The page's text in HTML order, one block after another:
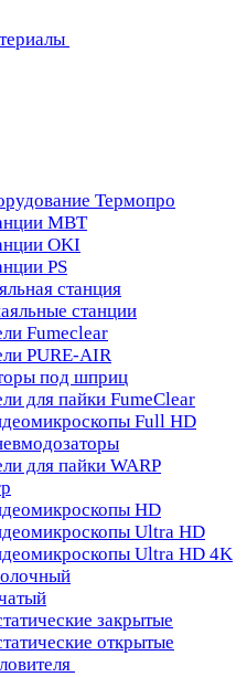
Термопро
MBT
OKI
PS
станция
станции
Fumeclear
PURE-AIR
под шприц
для пайки FumeClear
Full HD
для пайки WARP
HD
Ultra HD
Ultra HD 4K
закрытые
открытые